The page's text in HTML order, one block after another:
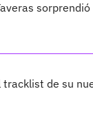
tracklist de su